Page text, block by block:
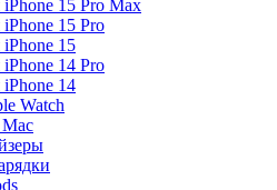
15 Pro Max
15 Pro
15
14 Pro
14
Watch